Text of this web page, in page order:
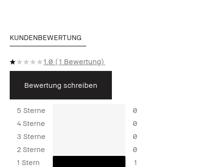
KUNDENBEWERTUNG
1.0 1 Bewertung
Bewertung schreiben
5 Sterne
0
4 Sterne
0
3 Sterne
0
2 Sterne
0
1 Stern
1